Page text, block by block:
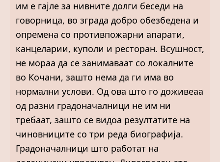
им е гајле за нивните долги беседи на
говорница, во зграда добро обезбедена и
опремена со противпожарни апарати,
канцеларии, куполи и ресторан. Всушност,
не мораа да се занимаваат со локалните
во Кочани, зашто нема да ги има во
нормални услови. Од ова што го доживеаа
од разни градоначалници не им ни
требаат, зашто се видоа резултатите на
чиновниците со три реда биографија.
Градоначалници што работат на